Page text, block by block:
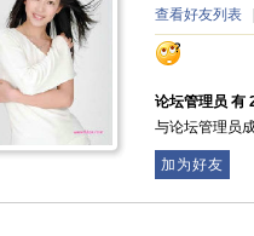
查看好友列表
论坛管理员 有
与论坛管理员
加为好友